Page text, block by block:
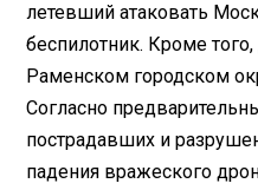
летевший атаковать
беспилотник. Кроме
Раменском городском
Согласно
пострадавших и
падения вражеского